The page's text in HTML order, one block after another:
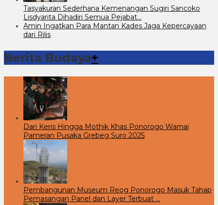
Tasyakuran Sederhana Kemenangan Sugiri Sancoko
Lisdyarita Dihadiri Semua Pejabat…
Amin Ingatkan Para Mantan Kades Jaga Kepercayaan
dari Rilis
Berita Budaya+
Dari Keris Hingga Mothik Khas Ponorogo Warnai
Pameran Pusaka Grebeg Suro 2025
Pembangunan Museum Reog Ponorogo Masuk Tahap
Pemasangan Panel dan Layer Terbuat …